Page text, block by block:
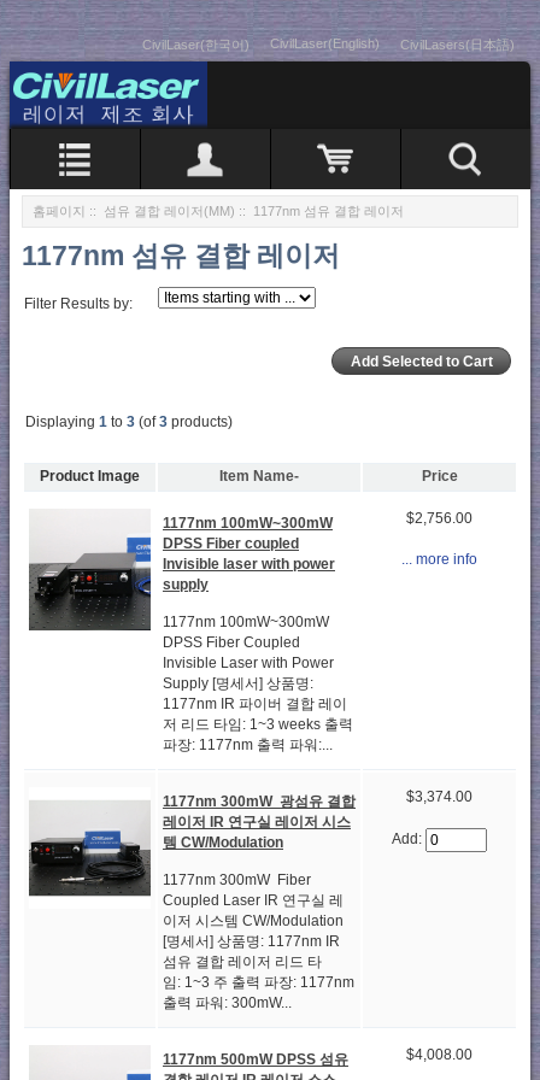
CivilLaser(한국어) CivilLaser(English) CivilLasers(日本語)
홈페이지 :: 섬유 결합 레이저(MM) :: 1177nm 섬유 결합 레이저
1177nm 섬유 결합 레이저
Filter Results by:
Displaying 1 to 3 (of3 products)
Product Image Item Name- Price
1177nm 100mW~300mW
DPSS Fiber coupled
Invisible laser with power
supply
1177nm 100mW~300mW
DPSS Fiber Coupled
Invisible Laser with Power
Supply [명세서] 상품명:
1177nm IR 파이버 결합 레이
저 리드 타임: 1~3 weeks 출력
파장: 1177nm 출력 파워:...
$2,756.00
... more info
1177nm 300mW 광섬유 결합
레이저 IR 연구실 레이저 시스
템 CW/Modulation
1177nm 300mW Fiber
Coupled Laser IR 연구실 레
이저 시스템 CW/Modulation
[명세서] 상품명: 1177nm IR
섬유 결합 레이저 리드 타
임: 1~3 주 출력 파장: 1177nm
출력 파워: 300mW...
$3,374.00
Add:
1177nm 500mW DPSS 섬유
$4,008.00